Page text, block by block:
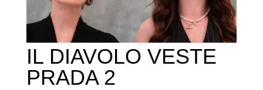
IL DIAVOLO VESTE
PRADA 2